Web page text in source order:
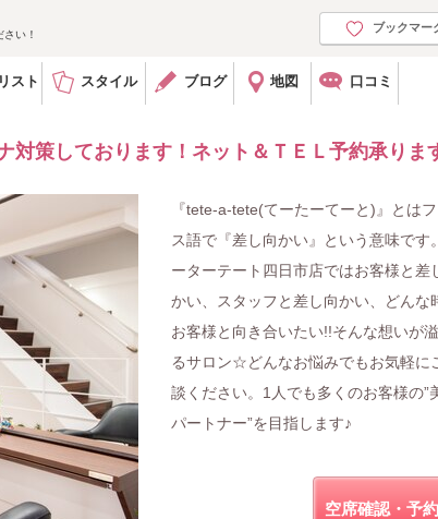
ブックマー
い！
スト スタイル ブログ 地図 口コミ
対策しております！ネット＆ＴＥＬ予約承りま
『tete-a-tete(てーたーてーと)』とは
ス語で『差し向かい』という意味です
ーターテート四日市店ではお客様と差
かい、スタッフと差し向かい、どんな
お客様と向き合いたい!!そんな想いが
るサロン☆どんなお悩みでもお気軽に
談ください。1人でも多くのお客様の”
パートナー”を目指します♪
空席確認・予